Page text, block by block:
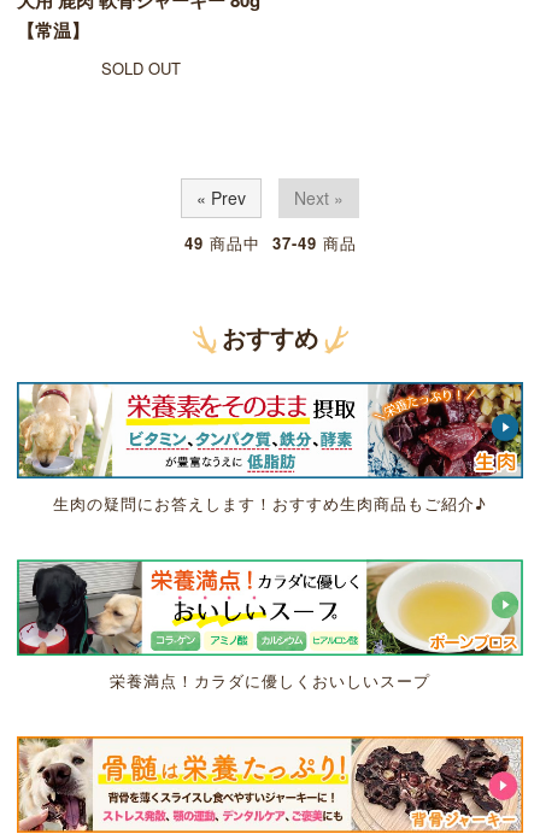
【常温】
SOLD OUT
« Prev Next »
49 商品中 37-49 商品
おすすめ
生肉の疑問にお答えします！おすすめ生肉商品もご紹介♪
栄養満点！カラダに優しくおいしいスープ